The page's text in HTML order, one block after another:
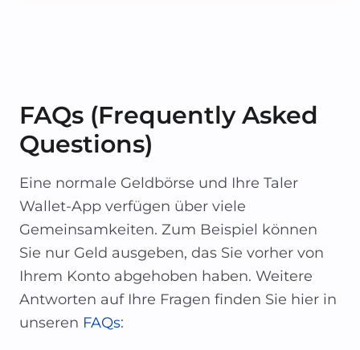
FAQs (Frequently Asked
Questions)
Eine normale Geldbörse und Ihre Taler
Wallet-App verfügen über viele
Gemeinsamkeiten. Zum Beispiel können
Sie nur Geld ausgeben, das Sie vorher von
Ihrem Konto abgehoben haben. Weitere
Antworten auf Ihre Fragen finden Sie hier in
unseren FAQs: